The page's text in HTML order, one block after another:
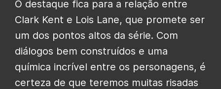
O destaque fica para a relação entre
Clark Kent e Lois Lane, que promete ser
um dos pontos altos da série. Com
diálogos bem construídos e uma
química incrível entre os personagens, é
certeza de que teremos muitas risadas